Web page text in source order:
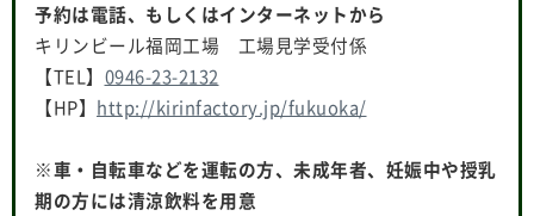
予約は電話、もしくはインターネットから
キリンビール福岡工場 工場見学受付係
【TEL】 0946-23-2132
【HP】 http://kirinfactory.jp/fukuoka/
※車・自転車などを運転の方、未成年者、妊娠中や授乳
期の方には清涼飲料を用意